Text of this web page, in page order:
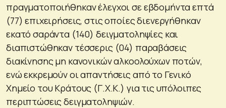
πραγματοποιήθηκαν έλεγχοι σε εβδομήντα επτά
(77) επιχειρήσεις, στις οποίες διενεργήθηκαν
εκατό σαράντα (140) δειγματοληψίες και
διαπιστώθηκαν τέσσερις (04) παραβάσεις
διακίνησης μη κανονικών αλκοολούχων ποτών,
ενώ εκκρεμούν οι απαντήσεις από το Γενικό
Χημείο του Κράτους (Γ.Χ.Κ.) για τις υπόλοιπες
περιπτώσεις δειγματοληψιών.